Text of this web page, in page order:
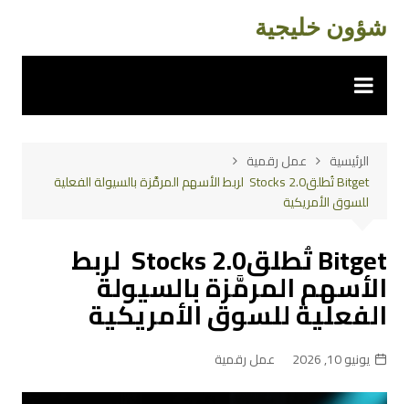
المحتوى
شؤون خليجية
الرئيسية
عمل رقمية
Bitget تُطلقStocks 2.0 لربط الأسهم المرمَّزة بالسيولة الفعلية
للسوق الأمريكية
Bitget تُطلقStocks 2.0 لربط
الأسهم المرمَّزة بالسيولة
الفعلية للسوق الأمريكية
يونيو 10, 2026 عمل رقمية